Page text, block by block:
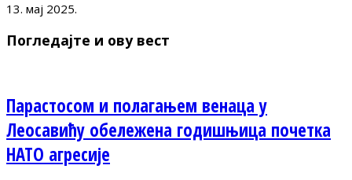
13. мај 2025.
Погледајте и ову вест
Парастосом и полагањем венаца у
Леосавићу обележена годишњица почетка
НАТО агресије